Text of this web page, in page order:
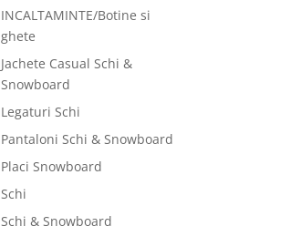
INCALTAMINTE/Botine si
ghete
Jachete Casual Schi &
Snowboard
Legaturi Schi
Pantaloni Schi & Snowboard
Placi Snowboard
Schi
Schi & Snowboard